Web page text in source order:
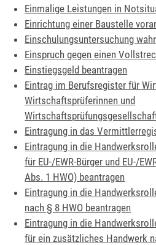
Einmalige Leistungen in
Einrichtung einer Baustelle
Einschulungsuntersuchung
Einspruch gegen einen
Einstiegsgeld beantragen
Eintrag im Berufsregister für
Wirtschaftsprüferinnen und
Eintragung in das
Eintragung in die
für EU-/EWR-Bürger und EU-/
Abs. 1 HWO) beantragen
Eintragung in die
nach § 8 HWO beantragen
Eintragung in die
für ein zusätzliches Handwerk